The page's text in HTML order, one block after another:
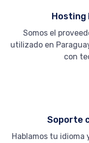
Hosting
Somos el
utilizado en
con
Soporte
Hablamos tu idioma